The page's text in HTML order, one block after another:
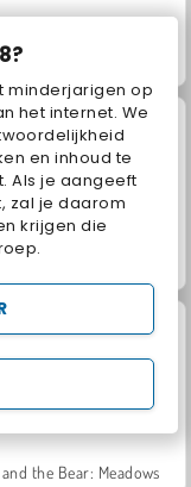
minderjarigen op
het internet. We
en inhoud te
Als je aangeeft
zal je daarom
krijgen die
Juice Merge
and the Bear: Meadows